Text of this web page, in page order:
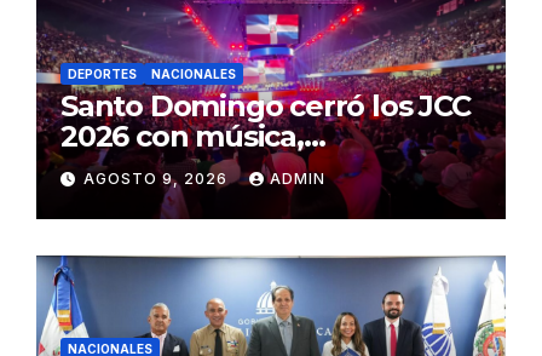
DEPORTES NACIONALES
Santo Domingo cerró los JCC
2026 con música,
reconocimientos y alegría
AGOSTO 9, 2026 ADMIN
NACIONALES